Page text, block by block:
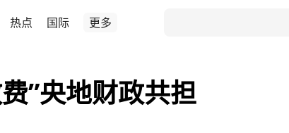
热点 国际 更多
”央地财政共担